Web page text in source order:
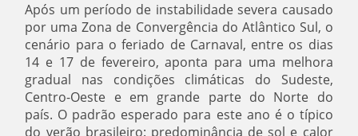
Após um período de instabilidade severa causado
por uma Zona de Convergência do Atlântico Sul, o
cenário para o feriado de Carnaval, entre os dias
14 e 17 de fevereiro, aponta para uma melhora
gradual nas condições climáticas do Sudeste,
Centro-Oeste e em grande parte do Norte do
país. O padrão esperado para este ano é o típico
do verão brasileiro: predominância de sol e calor